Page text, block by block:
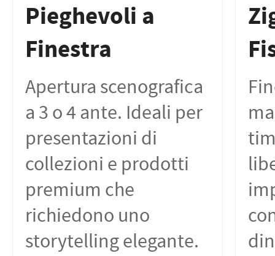
Pieghevoli a
Finestra
Apertura scenografica
a 3 o 4 ante. Ideali per
presentazioni di
collezioni e prodotti
premium che
richiedono uno
storytelling elegante.